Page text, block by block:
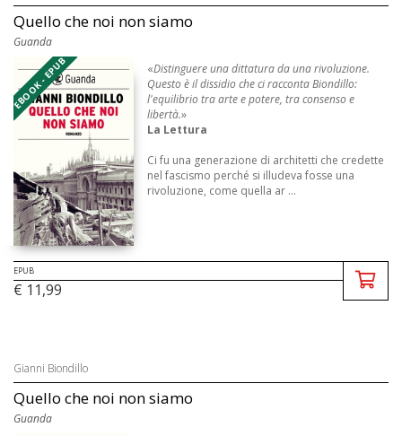
Quello che noi non siamo
Guanda
EBOOK - EPUB «Distinguere una dittatura da una rivoluzione.
Questo è il dissidio che ci racconta Biondillo:
l'equilibrio tra arte e potere, tra consenso e
libertà.»
La Lettura
Ci fu una generazione di architetti che credette
nel fascismo perché si illudeva fosse una
rivoluzione, come quella ar ...
EPUB
€ 11,99
Gianni Biondillo
Quello che noi non siamo
Guanda